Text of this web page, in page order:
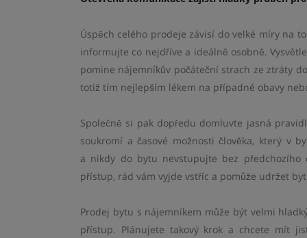
Úspěch celého prodeje závisí do velké míry na
informujte co nejdříve a ideálně osobně.
pomine nájemníkův počáteční strach ze ztráty
totiž tím nejlepším lékem na případné obavy
Společně si pak dopředu domluvte jasná
soukromí a časové možnosti člověka, který v
a nikdy do bytu nevstupujte bez předchozího
přístup, rád vám vyjde vstříc a pomůže udržet
Prodej bytu s nájemníkem může být velmi
přístup. Plánujete takový krok a chcete mít